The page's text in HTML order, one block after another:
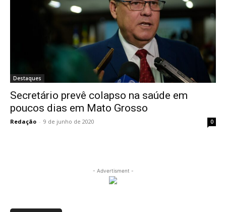
Destaques
Secretário prevê colapso na saúde em
poucos dias em Mato Grosso
Redação - 9 de junho de 2020 0
- Advertisment -